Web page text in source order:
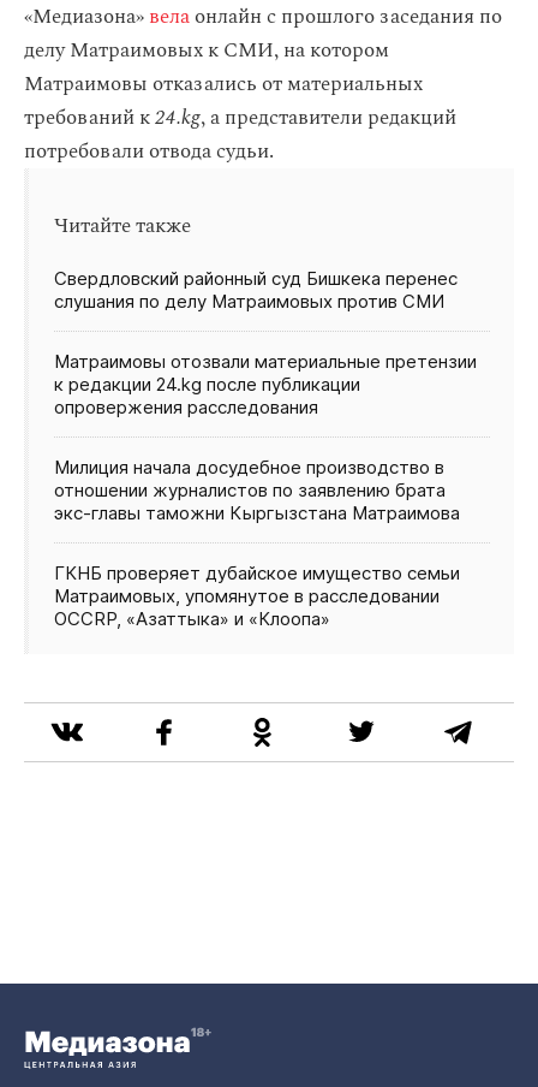
«Медиазона»велаонлайн с прошлого заседания по
делу Матраимовых к СМИ, на котором
Матраимовы отказались от материальных
требований к24.kg, а представители редакций
потребовали отвода судьи.
Читайте также
Свердловский районный суд Бишкека перенес
слушания по делу Матраимовых против СМИ
Матраимовы отозвали материальные претензии
к редакции 24.kg после публикации
опровержения расследования
Милиция начала досудебное производство в
отношении журналистов по заявлению брата
экс‑главы таможни Кыргызстана Матраимова
ГКНБ проверяет дубайское имущество семьи
Матраимовых, упомянутое в расследовании
OCCRP, «Азаттыка» и «Клоопа»